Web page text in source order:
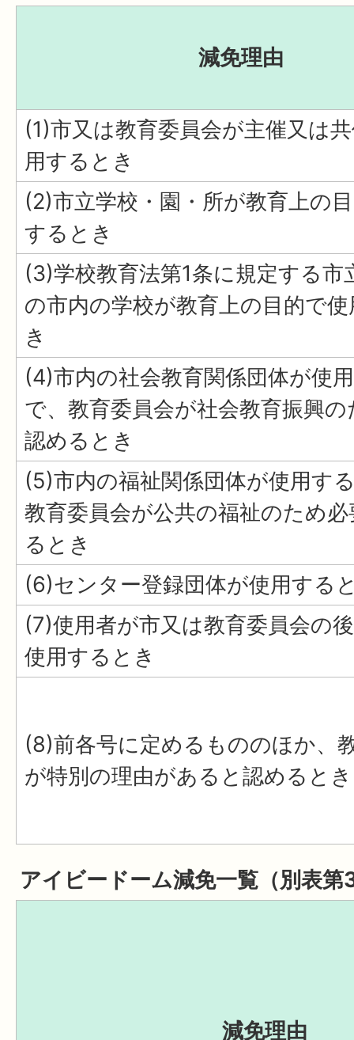
減免理由
(1)市又は教育委員会が主催又は
用するとき
(2)市立学校・園・所が教育上の
するとき
(3)学校教育法第1条に規定する市
の市内の学校が教育上の目的で
き
(4)市内の社会教育関係団体が使
で、教育委員会が社会教育振興
認めるとき
(5)市内の福祉関係団体が使用す
教育委員会が公共の福祉のため
るとき
(6)センター登録団体が使用する
(7)使用者が市又は教育委員会の
使用するとき
(8)前各号に定めるもののほか、
が特別の理由があると認めるとき
アイビードーム減免一覧（別表第
減免理由